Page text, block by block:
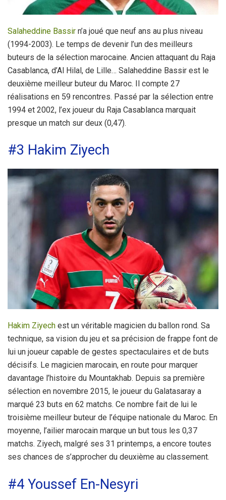
Salaheddine Bassir n’a joué que neuf ans au plus niveau
(1994-2003). Le temps de devenir l’un des meilleurs
buteurs de la sélection marocaine. Ancien attaquant du Raja
Casablanca, d’Al Hilal, de Lille… Salaheddine Bassir est le
deuxième meilleur buteur du Maroc. Il compte 27
réalisations en 59 rencontres. Passé par la sélection entre
1994 et 2002, l’ex joueur du Raja Casablanca marquait
presque un match sur deux (0,47).
#3 Hakim Ziyech
Hakim Ziyech est un véritable magicien du ballon rond. Sa
technique, sa vision du jeu et sa précision de frappe font de
lui un joueur capable de gestes spectaculaires et de buts
décisifs. Le magicien marocain, en route pour marquer
davantage l’histoire du Mountakhab. Depuis sa première
sélection en novembre 2015, le joueur du Galatasaray a
marqué 23 buts en 62 matchs. Ce nombre fait de lui le
troisième meilleur buteur de l’équipe nationale du Maroc. En
moyenne, l’ailier marocain marque un but tous les 0,37
matchs. Ziyech, malgré ses 31 printemps, a encore toutes
ses chances de s’approcher du deuxième au classement.
#4 Youssef En-Nesyri